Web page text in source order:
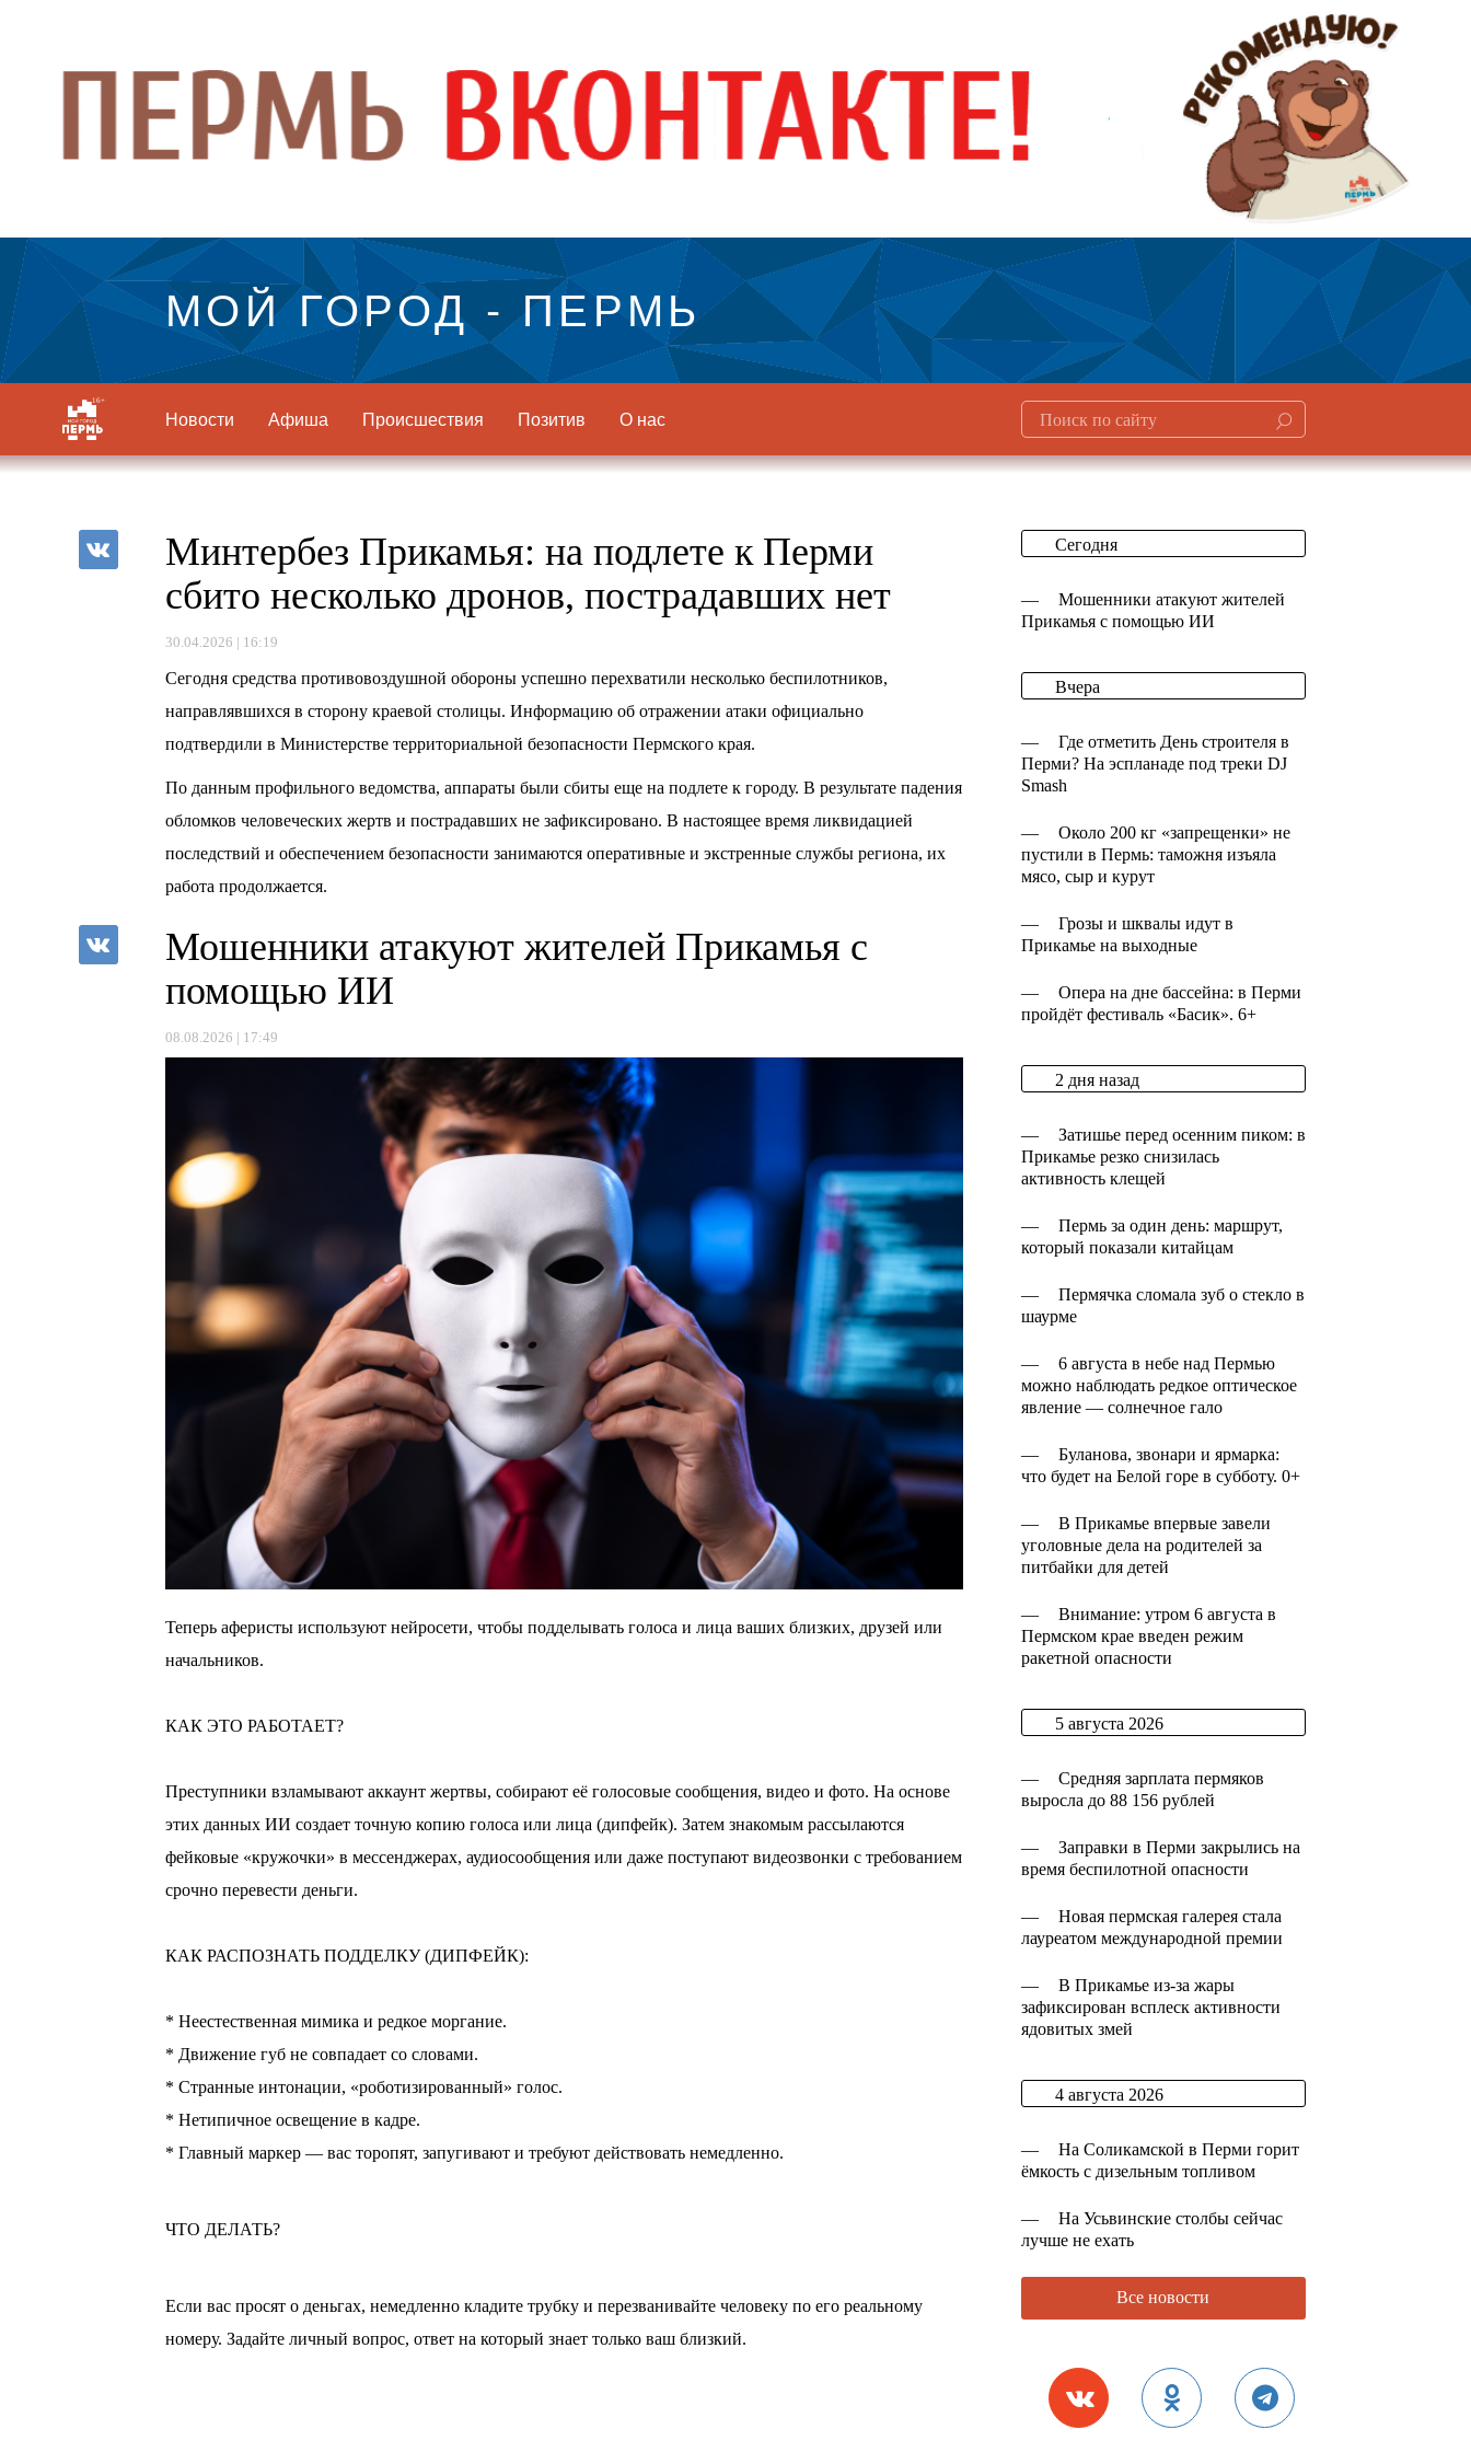
МОЙ ГОРОД - ПЕРМЬ
Новости Афиша Происшествия Позитив О нас
Минтербез Прикамья: на подлете к Перми
сбито несколько дронов, пострадавших нет
30.04.2026 | 16:19
Сегодня средства противовоздушной обороны успешно перехватили несколько беспилотников,
направлявшихся в сторону краевой столицы. Информацию об отражении атаки официально
подтвердили в Министерстве территориальной безопасности Пермского края.
По данным профильного ведомства, аппараты были сбиты еще на подлете к городу. В результате падения
обломков человеческих жертв и пострадавших не зафиксировано. В настоящее время ликвидацией
последствий и обеспечением безопасности занимаются оперативные и экстренные службы региона, их
работа продолжается.
Мошенники атакуют жителей Прикамья с
помощью ИИ
08.08.2026 | 17:49
Теперь аферисты используют нейросети, чтобы подделывать голоса и лица ваших близких, друзей или
начальников.
КАК ЭТО РАБОТАЕТ?
Преступники взламывают аккаунт жертвы, собирают её голосовые сообщения, видео и фото. На основе
этих данных ИИ создает точную копию голоса или лица (дипфейк). Затем знакомым рассылаются
фейковые «кружочки» в мессенджерах, аудиосообщения или даже поступают видеозвонки с требованием
срочно перевести деньги.
КАК РАСПОЗНАТЬ ПОДДЕЛКУ (ДИПФЕЙК):
* Неестественная мимика и редкое моргание.
* Движение губ не совпадает со словами.
* Странные интонации, «роботизированный» голос.
* Нетипичное освещение в кадре.
* Главный маркер — вас торопят, запугивают и требуют действовать немедленно.
ЧТО ДЕЛАТЬ?
Если вас просят о деньгах, немедленно кладите трубку и перезванивайте человеку по его реальному
номеру. Задайте личный вопрос, ответ на который знает только ваш близкий.
Сегодня
—
Мошенники атакуют жителей
Прикамья с помощью ИИ
Вчера
—
Где отметить День строителя в
Перми? На эспланаде под треки DJ
Smash
—
Около 200 кг «запрещенки» не
пустили в Пермь: таможня изъяла
мясо, сыр и курут
—
Грозы и шквалы идут в
Прикамье на выходные
—
Опера на дне бассейна: в Перми
пройдёт фестиваль «Басик». 6+
2 дня назад
—
Затишье перед осенним пиком: в
Прикамье резко снизилась
активность клещей
—
Пермь за один день: маршрут,
который показали китайцам
—
Пермячка сломала зуб о стекло в
шаурме
—
6 августа в небе над Пермью
можно наблюдать редкое оптическое
явление — солнечное гало
—
Буланова, звонари и ярмарка:
что будет на Белой горе в субботу. 0+
—
В Прикамье впервые завели
уголовные дела на родителей за
питбайки для детей
—
Внимание: утром 6 августа в
Пермском крае введен режим
ракетной опасности
5 августа 2026
—
Средняя зарплата пермяков
выросла до 88 156 рублей
—
Заправки в Перми закрылись на
время беспилотной опасности
—
Новая пермская галерея стала
лауреатом международной премии
—
В Прикамье из-за жары
зафиксирован всплеск активности
ядовитых змей
4 августа 2026
—
На Соликамской в Перми горит
ёмкость с дизельным топливом
—
На Усьвинские столбы сейчас
лучше не ехать
Все новости